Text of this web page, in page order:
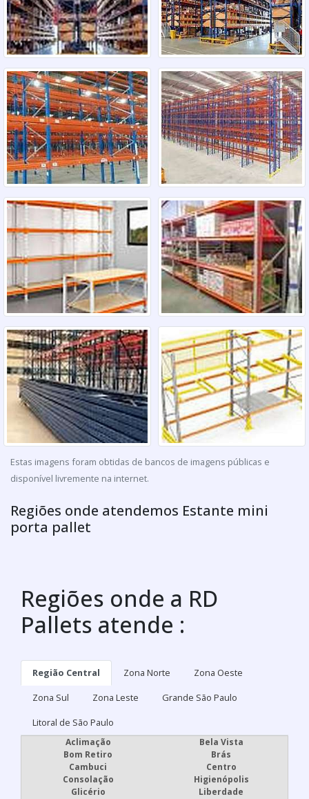
Estas imagens foram obtidas de bancos de imagens públicas e
disponível livremente na internet.
Regiões onde atendemos Estante mini
porta pallet
Regiões onde a RD
Pallets atende :
Região Central Zona Norte
Zona Oeste
Zona Sul
Zona Leste
Grande São Paulo
Litoral de São Paulo
Aclimação
Bela Vista
Bom Retiro
Brás
Cambuci
Centro
Consolação
Higienópolis
Glicério
Liberdade